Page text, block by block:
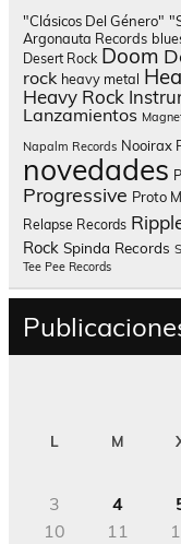
"Clásicos Del Género"
Argonauta Records
Desert Rock Doom
rock heavy metal
Heavy Rock
Lanzamientos
Napalm Records Nooirax
novedades
Progressive Proto
Relapse Records
Rock Spinda Records
Tee Pee Records
L M
3
4
10
11